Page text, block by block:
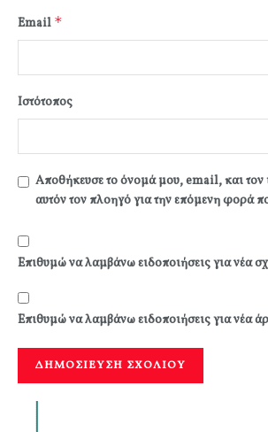
Email *
Ιστότοπος
Αποθήκευσε το όνομά μου, email, και τον
αυτόν τον πλοηγό για την επόμενη φορά
Επιθυμώ να λαμβάνω ειδοποιήσεις για νέα
Επιθυμώ να λαμβάνω ειδοποιήσεις για νέα